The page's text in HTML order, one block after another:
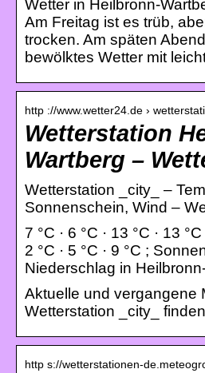
Wetter in Heilbronn-
Am Freitag ist es trüb,
trocken. Am späten
bewölktes Wetter mit
http ://www.wetter24.de ›
Wetterstation
Wartberg –
Wetterstation _city_ –
Sonnenschein, Wind –
7 °C · 6 °C · 13 °C · 13
2 °C · 5 °C · 9 °C ;
Niederschlag in
Aktuelle und vergangene
Wetterstation _city_
http s://wetterstationen-